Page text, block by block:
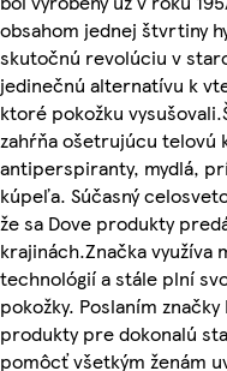
obsahom jednej štvrtiny
skutočnú revolúciu v
jedinečnú alternatívu k
ktoré pokožku
zahŕňa ošetrujúcu telovú
antiperspiranty, mydlá,
kúpeľa. Súčasný
že sa Dove produkty
krajinách.Značka využíva
technológií a stále plní
pokožky. Poslaním
produkty pre dokonalú
pomôcť všetkým ženám